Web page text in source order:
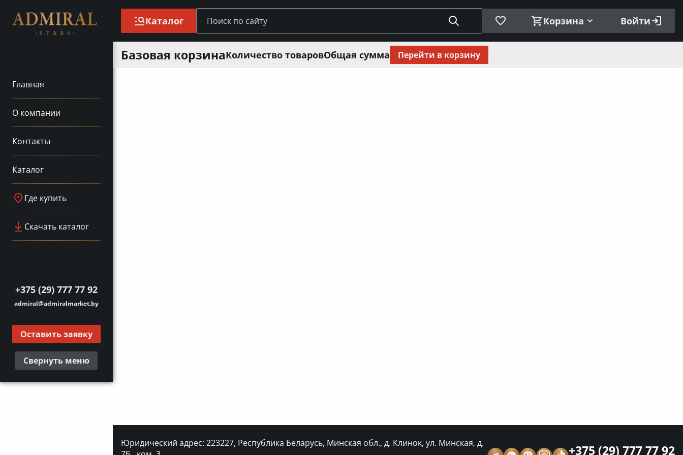
Главная
О компании
Контакты
Каталог
Где купить
Скачать каталог
+375 (29) 777 77 92
admiral@admiralmarket.by
Оставить заявку
Свернуть меню
Каталог Корзина Войти
Базовая корзинаКоличество товаровОбщая сумма Перейти в корзину
Юридический адрес: 223227, Республика Беларусь, Минская обл., д. Клинок, ул. Минская, д.
+375 (29) 777 77 92